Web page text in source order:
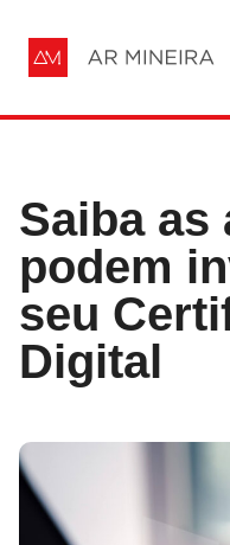
Saiba as
podem
seu
Digital